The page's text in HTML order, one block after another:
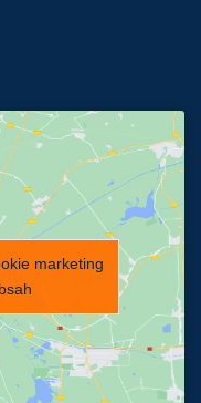
marketing